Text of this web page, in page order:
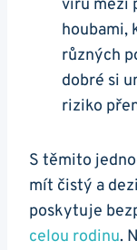
virů mezi
houbami,
různých
dobré si
riziko
S těmito
mít čistý a
poskytuje
celou rodinu.